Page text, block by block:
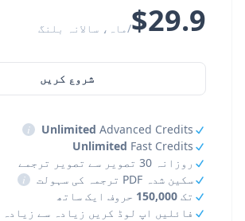
$29.9/ماہ، سالانہ بلنگ
شروع کریں
Unlimited Advanced Credits
i
Unlimited Fast Credits
روزانہ 30 تصویر سے تصویر ترجمے
سکین شدہ PDF ترجمہ کی سہولت
i
تک 150,000 حروف ایک ساتھ
فائلیں اپ لوڈ کریں زیادہ سے زیادہ